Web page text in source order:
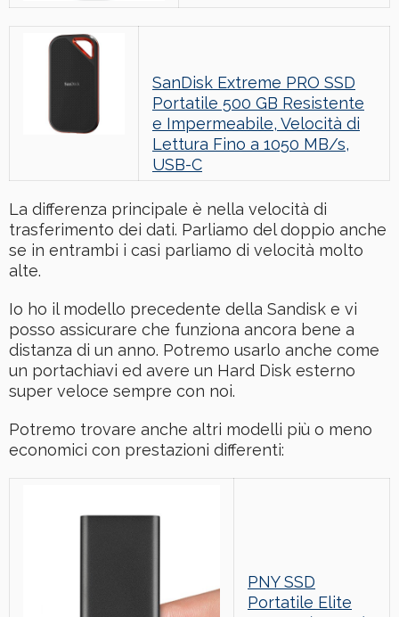
SanDisk Extreme PRO SSD
Portatile 500 GB Resistente
e Impermeabile, Velocità di
Lettura Fino a 1050 MB/s,
USB-C
La differenza principale è nella velocità di
trasferimento dei dati. Parliamo del doppio anche
se in entrambi i casi parliamo di velocità molto
alte.
Io ho il modello precedente della Sandisk e vi
posso assicurare che funziona ancora bene a
distanza di un anno. Potremo usarlo anche come
un portachiavi ed avere un Hard Disk esterno
super veloce sempre con noi.
Potremo trovare anche altri modelli più o meno
economici con prestazioni differenti:
PNY SSD
Portatile Elite